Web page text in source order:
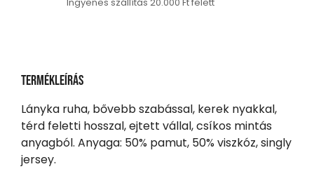
Ingyenes szállítás 20.000 Ft felett
Termékleírás
Lányka ruha, bővebb szabással, kerek nyakkal,
térd feletti hosszal, ejtett vállal, csíkos mintás
anyagból. Anyaga: 50% pamut, 50% viszkóz, singly
jersey.